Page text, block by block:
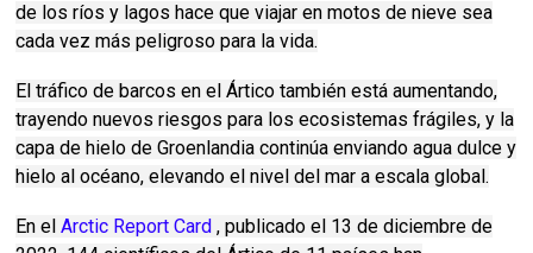
de los ríos y lagos hace que viajar en motos de nieve sea
cada vez más peligroso para la vida.
El tráfico de barcos en el Ártico también está aumentando,
trayendo nuevos riesgos para los ecosistemas frágiles, y la
capa de hielo de Groenlandia continúa enviando agua dulce y
hielo al océano, elevando el nivel del mar a escala global.
En elArctic Report Card , publicado el 13 de diciembre de